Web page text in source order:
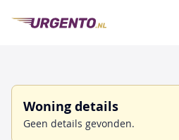
Woning details
Geen details gevonden.